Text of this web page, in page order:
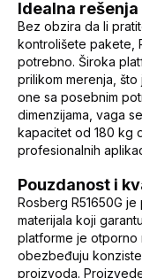
Idealna
Bez obzira da li
kontrolišete pakete,
potrebno. Široka
prilikom merenja,
one sa posebnim
dimenzijama, vaga
kapacitet od 180 kg
profesionalnih
Pouzdanost i
Rosberg R51650G
materijala koji
platforme je
obezbeđuju
proizvoda.